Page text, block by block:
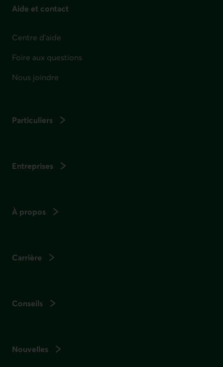
Aide et contact
Centre d'aide
Foire aux questions
Nous joindre
Particuliers
Entreprises
À propos
Carrière
Conseils
Nouvelles